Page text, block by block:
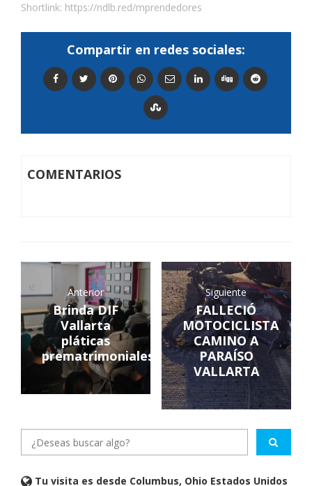
Shortlink: https://ndlb.red/mprendedores
Compartir en redes sociales:
COMENTARIOS
Anterior
Brinda DIF
Vallarta
pláticas
prematrimoniales
Siguiente
FALLECIÓ
MOTOCICLISTA
CAMINO A
PARAÍSO
VALLARTA
Tu visita es desde Columbus, Ohio Estados Unidos